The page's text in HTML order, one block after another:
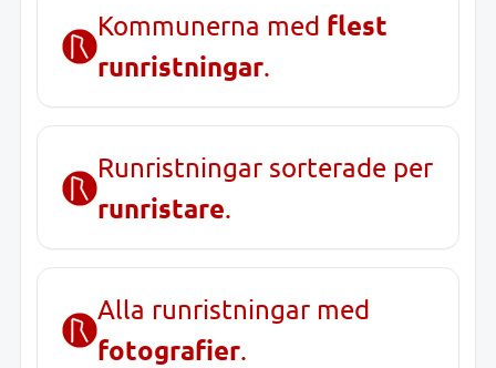
Kommunerna med flest
runristningar.
Runristningar sorterade per
runristare.
Alla runristningar med
fotografier.